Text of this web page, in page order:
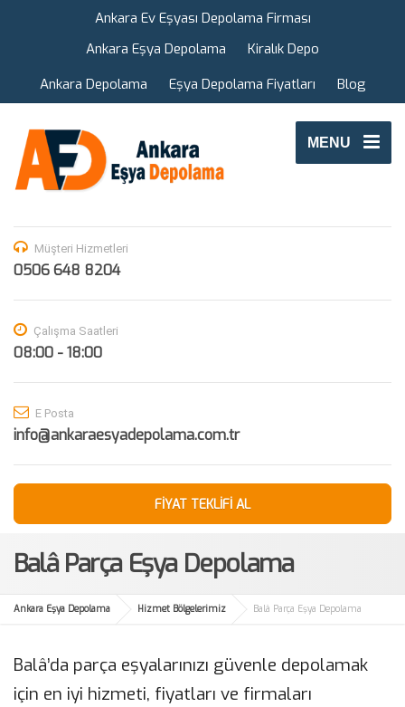
Ankara Ev Eşyası Depolama Firması
Ankara Eşya Depolama
Kiralık Depo
Ankara Depolama
Eşya Depolama Fiyatları Blog
MENU
Müşteri Hizmetleri
0506 648 8204
Çalışma Saatleri
08:00 - 18:00
E Posta
info@ankaraesyadepolama.com.tr
FİYAT TEKLİFİ AL
Balâ Parça Eşya Depolama
Ankara Eşya Depolama Hizmet Bölgelerimiz Balâ Parça Eşya Depolama
Balâ’da parça eşyalarınızı güvenle depolamak
için en iyi hizmeti, fiyatları ve firmaları